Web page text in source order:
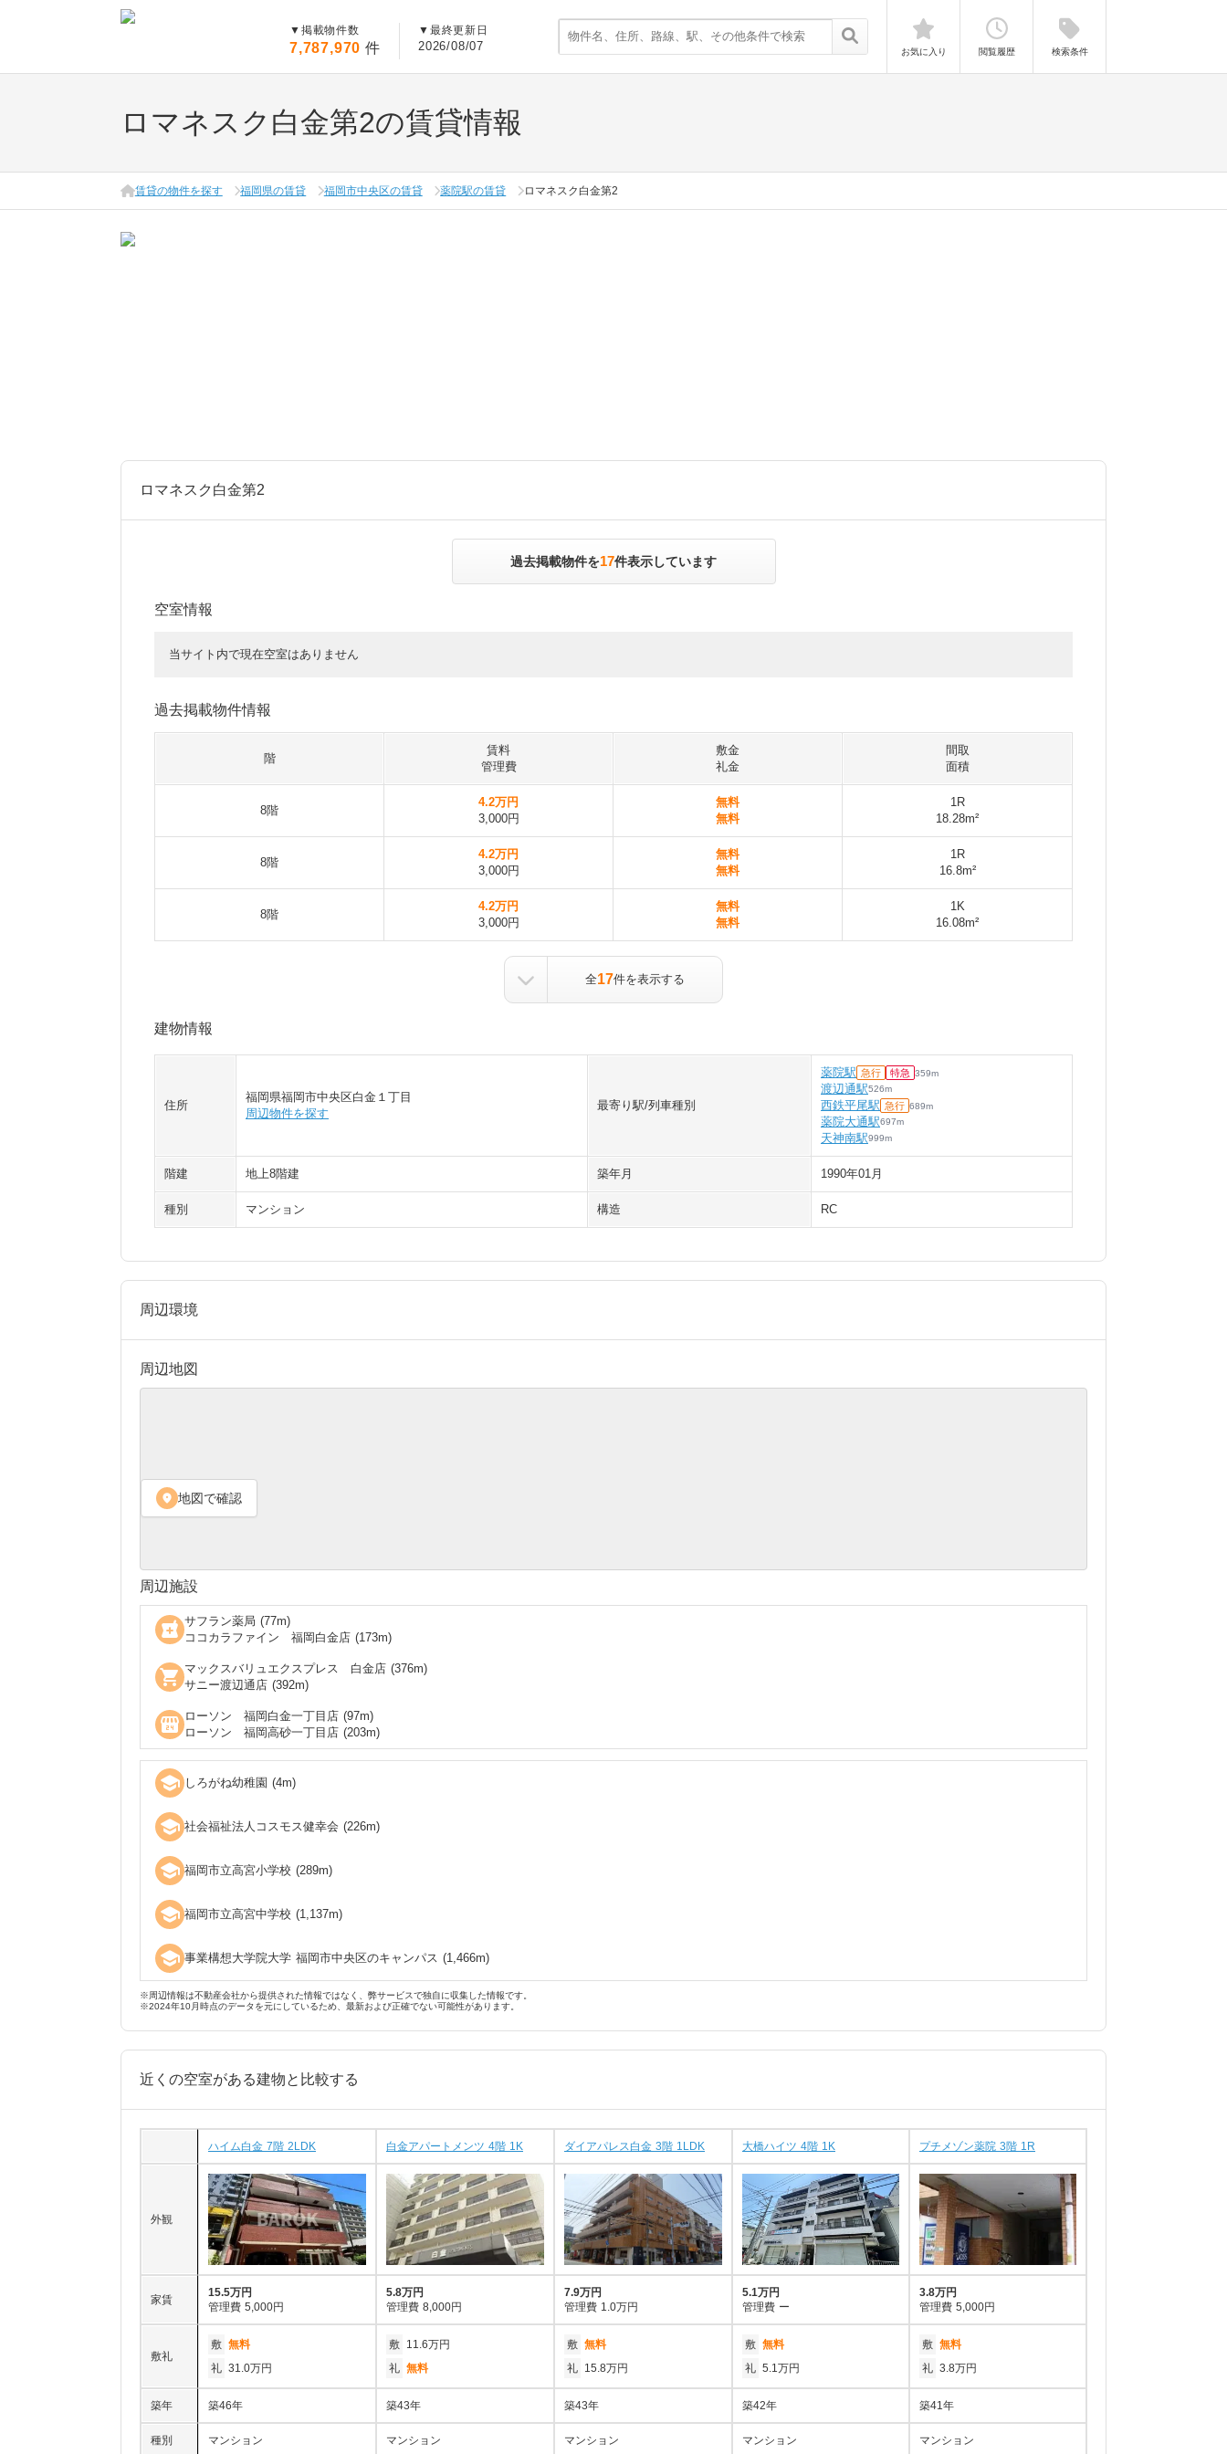
▼ 掲載物件数
7,787,970 件
▼ 最終更新日
2026/08/07 お気に入り 閲覧履歴 検索条件
ロマネスク白金第2の賃貸情報
賃貸の物件を探す 福岡県の賃貸 福岡市中央区の賃貸 薬院駅の賃貸 ロマネスク白金第2
ロマネスク白金第2
過去掲載物件を17件表示しています
空室情報
当サイト内で現在空室はありません
過去掲載物件情報
階
賃料
管理費
敷金
礼金
間取
面積
8階
4.2万円
3,000円
無料
無料
1R
18.28m²
8階
4.2万円
3,000円
無料
無料
1R
16.8m²
8階
4.2万円
3,000円
無料
無料
1K
16.08m²
全17件を表示する
建物情報
住所
福岡県福岡市中央区白金１丁目
周辺物件を探す
最寄り駅/列車種別
薬院駅 急行 特急 359m
渡辺通駅526m
西鉄平尾駅 急行 689m
薬院大通駅697m
天神南駅999m
階建 地上8階建 築年月 1990年01月
種別 マンション 構造 RC
周辺環境
周辺地図
location_on 地図で確認
周辺施設
local_pharmacy サフラン薬局 (77m)
ココカラファイン 福岡白金店 (173m)
shopping_cart マックスバリュエクスプレス 白金店 (376m)
サニー渡辺通店 (392m)
local_convenience_store ローソン 福岡白金一丁目店 (97m)
ローソン 福岡高砂一丁目店 (203m)
school しろがね幼稚園 (4m)
school 社会福祉法人コスモス健幸会 (226m)
school 福岡市立高宮小学校 (289m)
school 福岡市立高宮中学校 (1,137m)
school 事業構想大学院大学 福岡市中央区のキャンパス (1,466m)
※周辺情報は不動産会社から提供された情報ではなく、弊サービスで独自に収集した情報です。
※2024年10月時点のデータを元にしているため、最新および正確でない可能性があります。
近くの空室がある建物と比較する
ハイム白金 7階 2LDK 白金アパートメンツ 4階 1K ダイアパレス白金 3階 1LDK 大橋ハイツ 4階 1K プチメゾン薬院 3階 1R
外観
家賃
15.5万円
管理費 5,000円
5.8万円
管理費 8,000円
7.9万円
管理費 1.0万円
5.1万円
管理費 ー
3.8万円
管理費 5,000円
敷礼
敷 無料
礼 31.0万円
敷 11.6万円
礼 無料
敷 無料
礼 15.8万円
敷 無料
礼 5.1万円
敷 無料
礼 3.8万円
築年 築46年 築43年 築43年 築42年 築41年
種別 マンション マンション マンション マンション マンション